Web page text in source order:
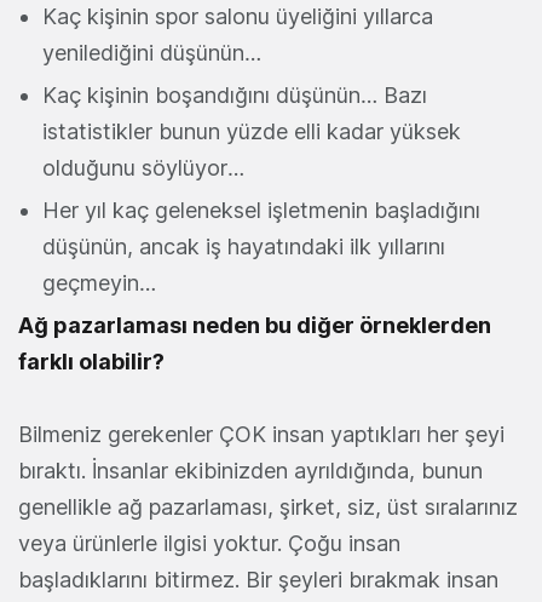
Kaç kişinin spor salonu üyeliğini yıllarca
yenilediğini düşünün…
Kaç kişinin boşandığını düşünün… Bazı
istatistikler bunun yüzde elli kadar yüksek
olduğunu söylüyor…
Her yıl kaç geleneksel işletmenin başladığını
düşünün, ancak iş hayatındaki ilk yıllarını
geçmeyin…
Ağ pazarlaması neden bu diğer örneklerden
farklı olabilir?
Bilmeniz gerekenler ÇOK insan yaptıkları her şeyi
bıraktı. İnsanlar ekibinizden ayrıldığında, bunun
genellikle ağ pazarlaması, şirket, siz, üst sıralarınız
veya ürünlerle ilgisi yoktur. Çoğu insan
başladıklarını bitirmez. Bir şeyleri bırakmak insan